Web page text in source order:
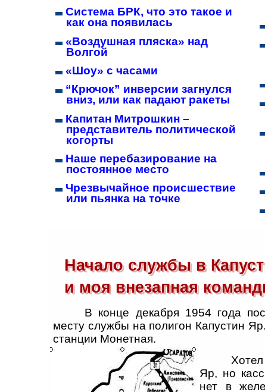
Система БРК, что это такое и
как она появилась
«Воздушная пляска» над
Волгой
«Шоу» с часами
“Крючок” инверсии загнулся
вниз, или как падают ракеты
Капитан Митрошкин –
представитель политической
когорты
Наше перебазирование на
постоянное место
Чрезвычайное происшествие
или пьянка на точке
Начало службы в
и моя внезапная
В конце декабря 1954 года
месту службы на полигон Капустин
станции Монетная.
Яр, но
нет в